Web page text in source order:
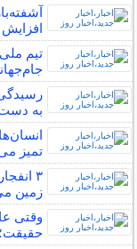
افزایش
تیم
به
تمیز
۳
زمین
وقتی